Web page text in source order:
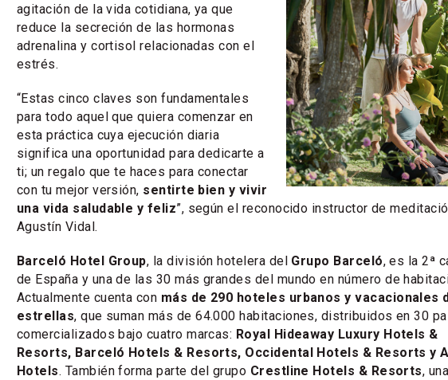
agitación de la vida cotidiana, ya que
reduce la secreción de las hormonas
adrenalina y cortisol relacionadas con el
estrés.
“Estas cinco claves son fundamentales
para todo aquel que quiera comenzar en
esta práctica cuya ejecución diaria
significa una oportunidad para dedicarte a
ti; un regalo que te haces para conectar
con tu mejor versión, sentirte bien y vivir
una vida saludable y feliz”, según el reconocido instructor de
Agustín Vidal.
Barceló Hotel Group, la división hotelera del Grupo Barceló, es la 2ª
de España y una de las 30 más grandes del mundo en número de
Actualmente cuenta con más de 290 hoteles urbanos y vacacionales
estrellas, que suman más de 64.000 habitaciones, distribuidos en 30
comercializados bajo cuatro marcas: Royal Hideaway Luxury Hotels &
Resorts, Barceló Hotels & Resorts, Occidental Hotels & Resorts y
Hotels. También forma parte del grupo Crestline Hotels & Resorts, una